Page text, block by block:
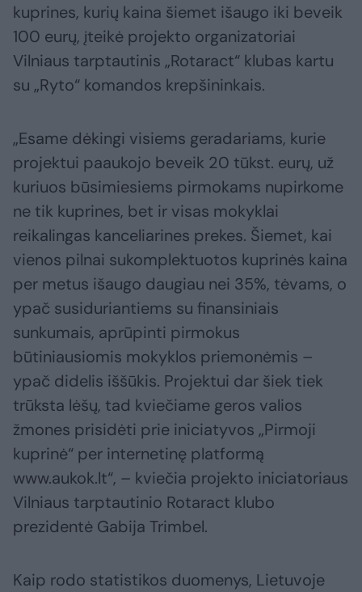
kuprines, kurių kaina šiemet išaugo iki beveik
100 eurų, įteikė projekto organizatoriai
Vilniaus tarptautinis „Rotaract“ klubas kartu
su „Ryto“ komandos krepšininkais.
„Esame dėkingi visiems geradariams, kurie
projektui paaukojo beveik 20 tūkst. eurų, už
kuriuos būsimiesiems pirmokams nupirkome
ne tik kuprines, bet ir visas mokyklai
reikalingas kanceliarines prekes. Šiemet, kai
vienos pilnai sukomplektuotos kuprinės kaina
per metus išaugo daugiau nei 35%, tėvams, o
ypač susiduriantiems su finansiniais
sunkumais, aprūpinti pirmokus
būtiniausiomis mokyklos priemonėmis –
ypač didelis iššūkis. Projektui dar šiek tiek
trūksta lėšų, tad kviečiame geros valios
žmones prisidėti prie iniciatyvos „Pirmoji
kuprinė“ per internetinę platformą
www.aukok.lt“, – kviečia projekto iniciatoriaus
Vilniaus tarptautinio Rotaract klubo
prezidentė Gabija Trimbel.
Kaip rodo statistikos duomenys, Lietuvoje